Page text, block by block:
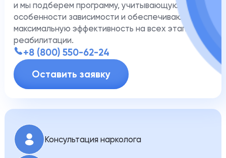
и мы подберем программу, учитывающую
особенности зависимости и обеспечивающую
максимальную эффективность на всех этапах
реабилитации.
Оставить заявку
+8 (800) 550-62-24
Консультация нарколога